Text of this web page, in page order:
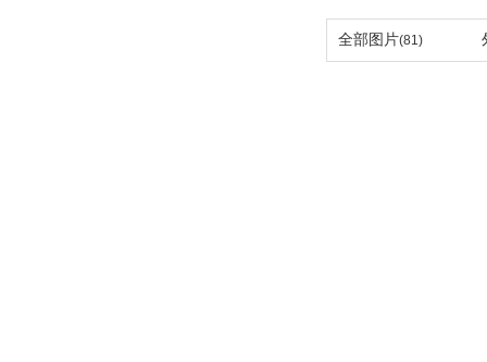
全部图片(81)